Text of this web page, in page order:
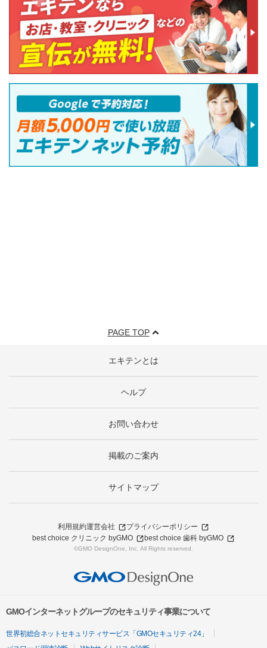
PAGE TOP
エキテンとは
ヘルプ
お問い合わせ
掲載のご案内
サイトマップ
利用規約運営会社
プライバシーポリシー
best choice クリニック byGMO
best choice 歯科 byGMO
©GMO DesignOne, Inc. All Rights reserved.
GMOインターネットグループのセキュリティ事業について
世界初総合ネットセキュリティサービス「GMOセキュリティ24」